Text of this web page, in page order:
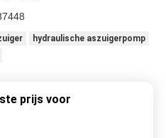
hydraulische aszuigerpomp
prijs voor